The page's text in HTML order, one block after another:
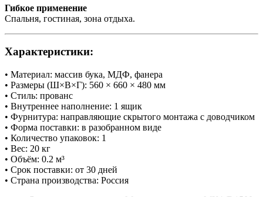
Гибкое применение
Спальня, гостиная, зона отдыха.
Характеристики:
• Материал: массив бука, МДФ, фанера
• Размеры (Ш×В×Г): 560 × 660 × 480 мм
• Стиль: прованс
• Внутреннее наполнение: 1 ящик
• Фурнитура: направляющие скрытого монтажа с доводчиком
• Форма поставки: в разобранном виде
• Количество упаковок: 1
• Вес: 20 кг
• Объём: 0.2 м³
• Срок поставки: от 30 дней
• Страна производства: Россия